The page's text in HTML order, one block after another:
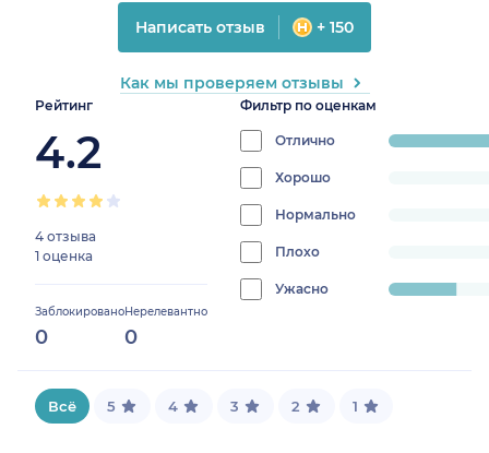
Рейтинг
4.2
4 отзыва
1 оценка
Заблокировано
0
Нерелевантно
0
Фильтр по оценкам
Отличноprogress:
80%
Хорошо
0%
Нормально
0%
Плохо
progress:
Ужасно
20%
Написать отзыв + 150
Как мы проверяем отзывы
Всё 5 4 3 2 1